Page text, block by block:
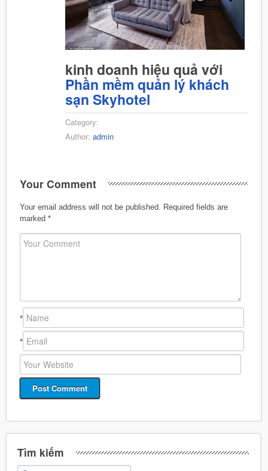
kinh doanh hiệu quả với
Phần mềm quản lý khách
sạn Skyhotel
Category:
Author: admin
Your Comment
Your email address will not be published.
Required fields are
marked *
*
*
Tìm kiếm